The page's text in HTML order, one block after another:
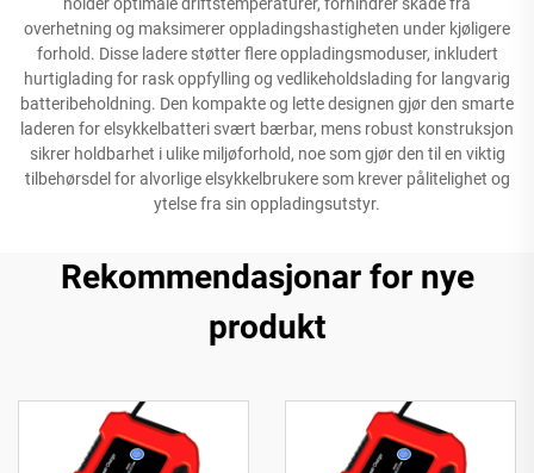
overhetning og maksimerer oppladingshastigheten under kjøligere
forhold. Disse ladere støtter flere oppladingsmoduser, inkludert
hurtiglading for rask oppfylling og vedlikeholdslading for langvarig
batteribeholdning. Den kompakte og lette designen gjør den smarte
laderen for elsykkelbatteri svært bærbar, mens robust konstruksjon
sikrer holdbarhet i ulike miljøforhold, noe som gjør den til en viktig
tilbehørsdel for alvorlige elsykkelbrukere som krever pålitelighet og
ytelse fra sin oppladingsutstyr.
Rekommendasjonar for nye
produkt